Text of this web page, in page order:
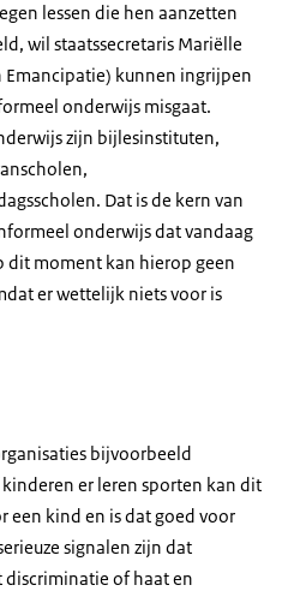
lessen die hen aanzetten
wil staatssecretaris Mariëlle
Emancipatie) kunnen ingrijpen
onderwijs misgaat.
zijn bijlesinstituten,
Dat is de kern van
onderwijs dat vandaag
dit moment kan hierop geen
er wettelijk niets voor is
bijvoorbeeld
er leren sporten kan dit
een kind en is dat goed voor
signalen zijn dat
of haat en